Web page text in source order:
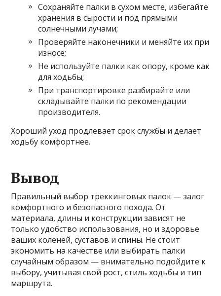
Сохраняйте палки в сухом месте, избегайте
хранения в сырости и под прямыми
солнечными лучами;
Проверяйте наконечники и меняйте их при
износе;
Не используйте палки как опору, кроме как
для ходьбы;
При транспортировке разбирайте или
складывайте палки по рекомендации
производителя.
Хороший уход продлевает срок службы и делает
ходьбу комфортнее.
Вывод
Правильный выбор треккинговых палок — залог
комфортного и безопасного похода. От
материала, длины и конструкции зависят не
только удобство использования, но и здоровье
ваших коленей, суставов и спины. Не стоит
экономить на качестве или выбирать палки
случайным образом — внимательно подойдите к
выбору, учитывая свой рост, стиль ходьбы и тип
маршрута.